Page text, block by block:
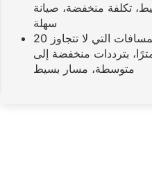
تكلفة منخفضة، صيانة
سهلة
للمسافات التي لا تتجاوز 20
بترددات منخفضة إلى
متوسطة، مسار بسيط